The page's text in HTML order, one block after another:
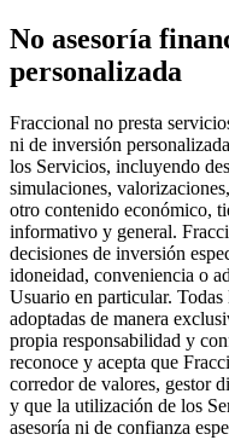
No asesoría
personalizada
Fraccional no presta
ni de inversión
los Servicios, incluyendo
simulaciones,
otro contenido económico,
informativo y general.
decisiones de inversión
idoneidad, conveniencia o
Usuario en particular.
adoptadas de manera
propia responsabilidad y
reconoce y acepta que
corredor de valores, gestor
y que la utilización de los
asesoría ni de confianza